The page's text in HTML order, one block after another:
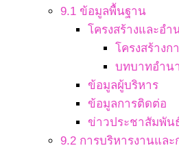
9.1 ข้อมูลพื้นฐาน
โครงสร้างและอ
โครงสร้างก
บทบาทอำน
ข้อมูลผู้บริหาร
ข้อมูลการติดต่อ
ข่าวประชาสัมพัน
9.2 การบริหารงานและ